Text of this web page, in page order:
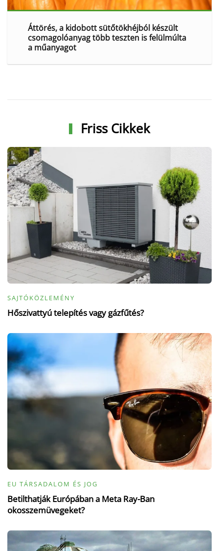
Áttörés, a kidobott sütőtökhéjból készült
csomagolóanyag több teszten is felülmúlta
a műanyagot
Friss Cikkek
SAJTÓKÖZLEMÉNY
Hőszivattyú telepítés vagy gázfűtés?
EU TÁRSADALOM ÉS JOG
Betilthatják Európában a Meta Ray-Ban
okosszemüvegeket?